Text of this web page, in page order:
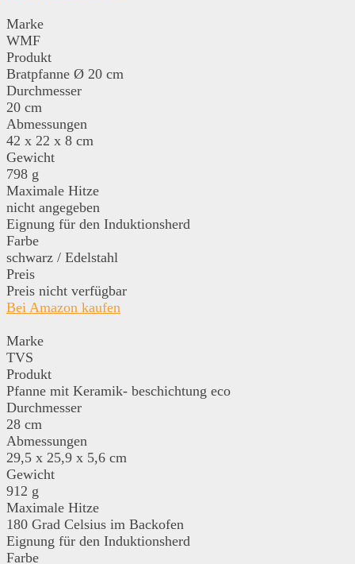
Marke
WMF
Produkt
Bratpfanne Ø 20 cm
Durchmesser
20 cm
Abmessungen
42 x 22 x 8 cm
Gewicht
798 g
Maximale Hitze
nicht angegeben
Eignung für den Induktionsherd
Farbe
schwarz / Edelstahl
Preis
Preis nicht verfügbar
Bei Amazon kaufen
Marke
TVS
Produkt
Pfanne mit Keramik- beschichtung eco
Durchmesser
28 cm
Abmessungen
29,5 x 25,9 x 5,6 cm
Gewicht
912 g
Maximale Hitze
180 Grad Celsius im Backofen
Eignung für den Induktionsherd
Farbe